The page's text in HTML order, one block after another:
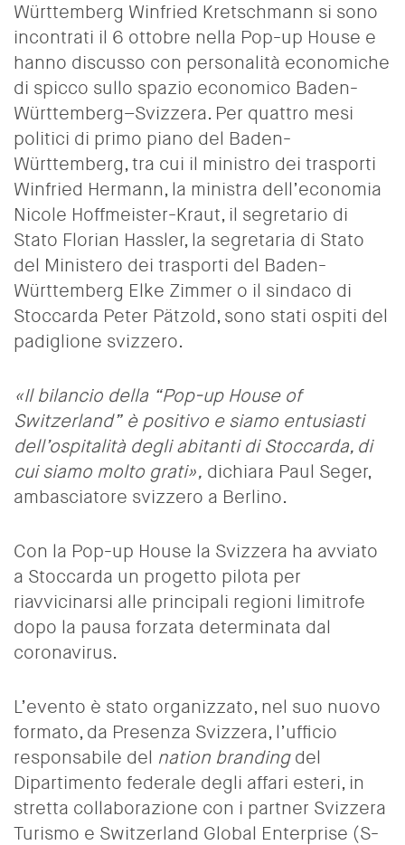
Württemberg Winfried Kretschmann si sono
incontrati il 6 ottobre nella Pop-up House e
hanno discusso con personalità economiche
di spicco sullo spazio economico Baden-
Württemberg–Svizzera. Per quattro mesi
politici di primo piano del Baden-
Württemberg, tra cui il ministro dei trasporti
Winfried Hermann, la ministra dell’economia
Nicole Hoffmeister-Kraut, il segretario di
Stato Florian Hassler, la segretaria di Stato
del Ministero dei trasporti del Baden-
Württemberg Elke Zimmer o il sindaco di
Stoccarda Peter Pätzold, sono stati ospiti del
padiglione svizzero.
«Il bilancio della “Pop-up House of
Switzerland” è positivo e siamo entusiasti
dell’ospitalità degli abitanti di Stoccarda, di
cui siamo molto grati», dichiara Paul Seger,
ambasciatore svizzero a Berlino.
Con la Pop-up House la Svizzera ha avviato
a Stoccarda un progetto pilota per
riavvicinarsi alle principali regioni limitrofe
dopo la pausa forzata determinata dal
coronavirus.
L’evento è stato organizzato, nel suo nuovo
formato, da Presenza Svizzera, l’ufficio
responsabile del nation branding del
Dipartimento federale degli affari esteri, in
stretta collaborazione con i partner Svizzera
Turismo e Switzerland Global Enterprise (S-